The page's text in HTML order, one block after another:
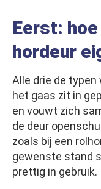
Eerst:
hordeur
Alle drie de
het gaas zit in
en vouwt zich
de deur
zoals bij een
gewenste stand
prettig in gebruik.